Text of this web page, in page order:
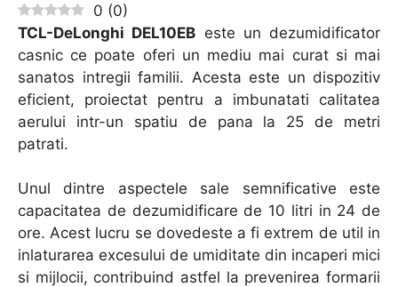
0 (0)
TCL-DeLonghi DEL10EB este un dezumidificator
casnic ce poate oferi un mediu mai curat si mai
sanatos intregii familii. Acesta este un dispozitiv
eficient, proiectat pentru a imbunatati calitatea
aerului intr-un spatiu de pana la 25 de metri
patrati.
Unul dintre aspectele sale semnificative este
capacitatea de dezumidificare de 10 litri in 24 de
ore. Acest lucru se dovedeste a fi extrem de util in
inlaturarea excesului de umiditate din incaperi mici
si mijlocii, contribuind astfel la prevenirea formarii